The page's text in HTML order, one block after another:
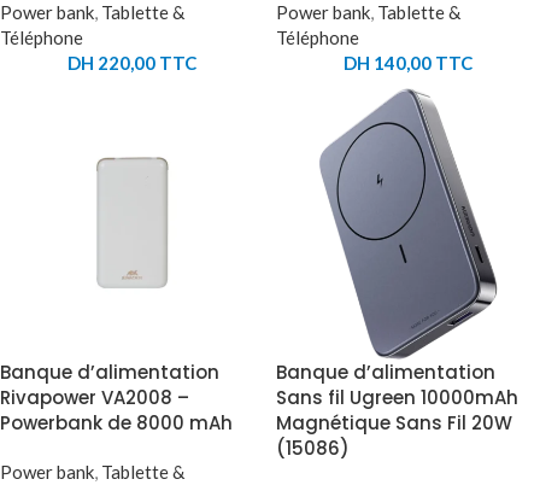
Power bank, Tablette &
Téléphone
DH 220,00 TTC
Power bank, Tablette &
Téléphone
DH 140,00 TTC
Banque d’alimentation
Rivapower VA2008 –
Powerbank de 8000 mAh
Power bank, Tablette &
Banque d’alimentation
Sans fil Ugreen 10000mAh
Magnétique Sans Fil 20W
(15086)